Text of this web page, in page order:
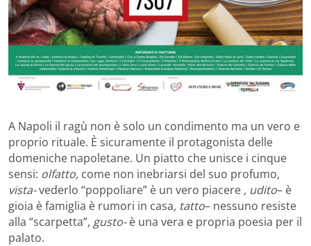
A Napoli il ragù non è solo un condimento ma un vero e
proprio rituale. È sicuramente il protagonista delle
domeniche napoletane. Un piatto che unisce i cinque
sensi: olfatto, come non inebriarsi del suo profumo,
vista-vederlo “poppoliare” è un vero piacere , udito– è
gioia è famiglia è rumori in casa, tatto– nessuno resiste
alla “scarpetta”, gusto-è una vera e propria poesia per il
palato.